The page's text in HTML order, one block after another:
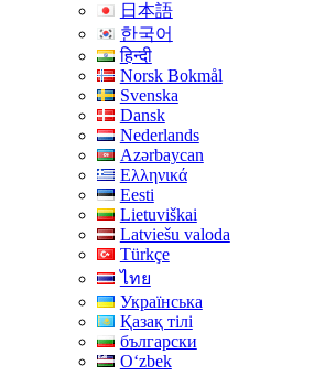
日本語
한국어
हिन्दी
Norsk Bokmål
Svenska
Dansk
Nederlands
Azərbaycan
Ελληνικά
Eesti
Lietuviškai
Latviešu valoda
Türkçe
ไทย
Українська
Қазақ тілі
български
Oʻzbek